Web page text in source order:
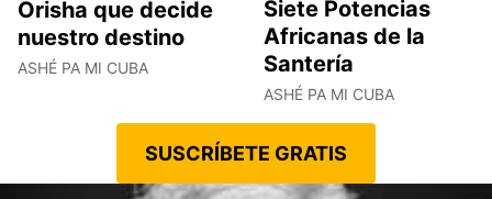
Orisha que decide
nuestro destino
ASHÉ PA MI CUBA
Siete Potencias
Africanas de la
Santería
ASHÉ PA MI CUBA
SUSCRÍBETE GRATIS